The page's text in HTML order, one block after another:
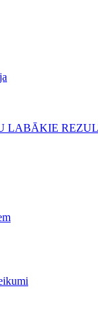
LABĀKIE